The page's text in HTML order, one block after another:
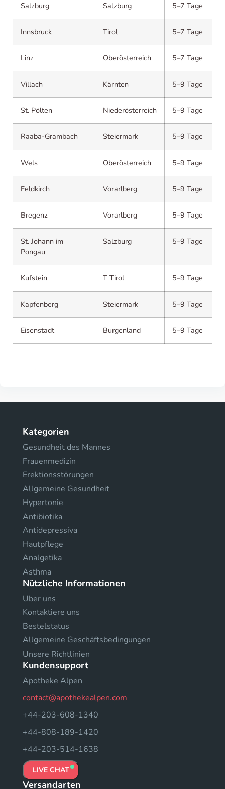
Salzburg Salzburg 5–7 Tage
Innsbruck Tirol 5–7 Tage
Linz Oberösterreich 5–7 Tage
Villach Kärnten 5–9 Tage
St. Pölten Niederösterreich 5–9 Tage
Raaba-Grambach Steiermark 5–9 Tage
Wels Oberösterreich 5–9 Tage
Feldkirch Vorarlberg 5–9 Tage
Bregenz Vorarlberg 5–9 Tage
St. Johann im
Pongau
Salzburg 5–9 Tage
Kufstein T Tirol 5–9 Tage
Kapfenberg Steiermark 5–9 Tage
Eisenstadt Burgenland 5–9 Tage
Kategorien
Gesundheit des Mannes
Frauenmedizin
Erektionsstörungen
Allgemeine Gesundheit
Hypertonie
Antibiotika
Antidepressiva
Hautpflege
Analgetika
Asthma
Nützliche Informationen
Uber uns
Kontaktiere uns
Bestelstatus
Allgemeine Geschäftsbedingungen
Unsere Richtlinien
Kundensupport
Apotheke Alpen
contact@apothekealpen.com
+44-203-608-1340
+44-808-189-1420
+44-203-514-1638
LIVE CHAT
Versandarten